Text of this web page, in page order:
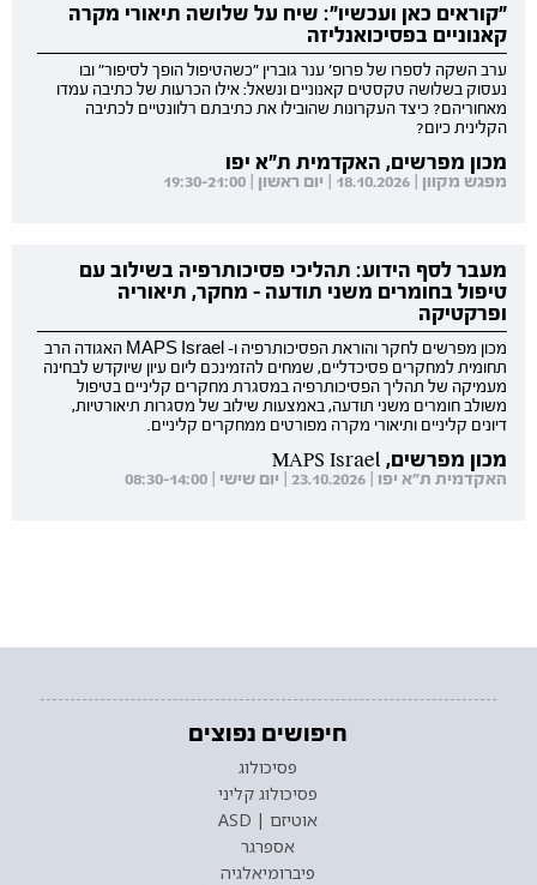
"קוראים כאן ועכשיו": שיח על שלושה תיאורי מקרה
קאנוניים בפסיכואנליזה
ערב השקה לספרו של פרופ' ענר גוברין "כשהטיפול הופך לסיפור" ובו
נעסוק בשלושה טקסטים קאנוניים ונשאל: אילו הכרעות של כתיבה עמדו
מאחוריהם? כיצד העקרונות שהובילו את כתיבתם רלוונטיים לכתיבה
הקלינית כיום?
מכון מפרשים, האקדמית ת"א יפו
מפגש מקוון | 18.10.2026 | יום ראשון | 19:30-21:00
מעבר לסף הידוע: תהליכי פסיכותרפיה בשילוב עם
טיפול בחומרים משני תודעה - מחקר, תיאוריה
ופרקטיקה
מכון מפרשים לחקר והוראת הפסיכותרפיה ו- MAPS Israel האגודה הרב
תחומית למחקרים פסיכדליים, שמחים להזמינכם ליום עיון שיוקדש לבחינה
מעמיקה של תהליך הפסיכותרפיה במסגרת מחקרים קליניים בטיפול
משולב חומרים משני תודעה, באמצעות שילוב של מסגרות תיאורטיות,
דיונים קליניים ותיאורי מקרה מפורטים ממחקרים קליניים.
מכון מפרשים, MAPS Israel
האקדמית ת"א יפו | 23.10.2026 | יום שישי | 08:30-14:00
חיפושים נפוצים
פסיכולוג
פסיכולוג קליני
אוטיזם | ASD
אספרגר
פיברומיאלגיה